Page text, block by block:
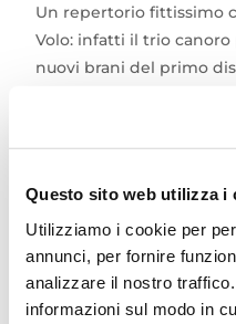
Questo sito web utilizza i
Utilizziamo i cookie per
annunci, per fornire
analizzare il nostro
informazioni sul modo in
Un repertorio fittissimo
Volo: infatti il trio canoro
nuovi brani del primo
ovviamente quelli del
le molteplici
Il Volo Tutti per uno
giovedì 14 marzo su
i rivenditori ufficiali con